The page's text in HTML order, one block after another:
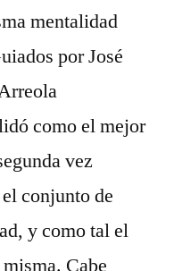
mentalidad
por José
como el mejor
vez
conjunto de
y como tal el
Cabe